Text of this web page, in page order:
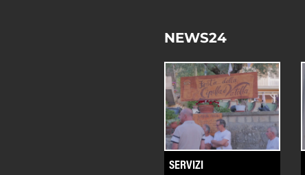
NEWS24
SERVIZI